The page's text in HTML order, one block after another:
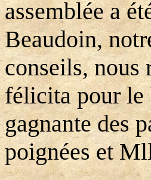
assemblée a
Beaudoin,
conseils, nous
félicita pour
gagnante des
poignées et